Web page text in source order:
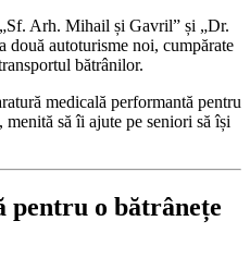
Arh. Mihail și Gavril” și „Dr.
două autoturisme noi, cumpărate
bătrânilor.
medicală performantă pentru
să îi ajute pe seniori să își
pentru o bătrânețe